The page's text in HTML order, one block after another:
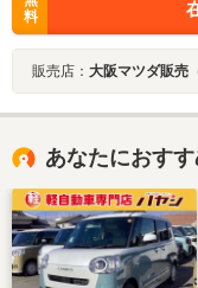
料
販売店： 大阪マツダ販売
あなたにおす